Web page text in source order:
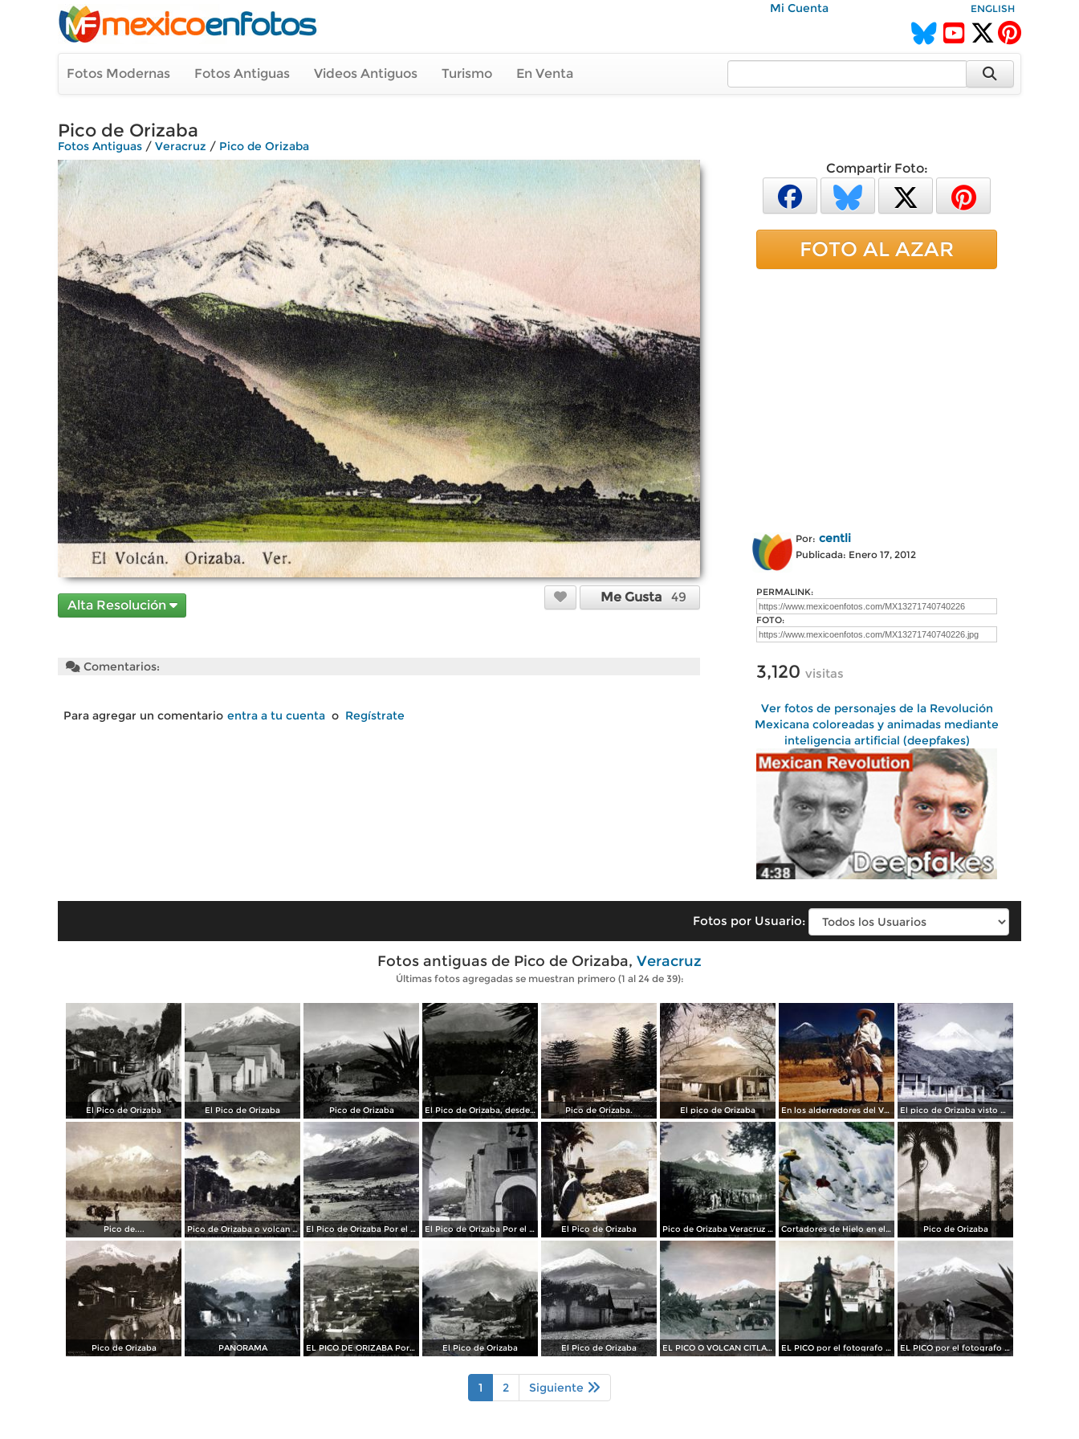
Mi Cuenta ENGLISH
Fotos Modernas Fotos Antiguas Videos Antiguos Turismo En Venta
Pico de Orizaba
Fotos Antiguas / Veracruz / Pico de Orizaba
Alta Resolución
Me Gusta 49
Comentarios:
Para agregar un comentario entra a tu cuenta o Regístrate
Compartir Foto:
FOTO AL AZAR
Por: centli
Publicada: Enero 17, 2012
PERMALINK:
FOTO:
3,120 visitas
Ver fotos de personajes de la Revolución
Mexicana coloreadas y animadas mediante
inteligencia artificial (deepfakes)
Fotos por Usuario:
Fotos antiguas de Pico de Orizaba, Veracruz
Últimas fotos agregadas se muestran primero (1 al 24 de 39):
El Pico de Orizaba El Pico de Orizaba Pico de Orizaba El Pico de Orizaba, desde Coscomatepec Pico de Orizaba. El pico de Orizaba En los alderredores del Volcan Citlaltepetl o Pico de Orizaba Veracruz . El pico de Orizaba visto desde Santa Ana( Circulada el 3 de Agosto de 1952 )..
Pico de.... Pico de Orizaba o volcan CITLALTEPETL ( 26 de Marzo de 1907 ) El Pico de Orizaba Por el fotografo Hugo Brehme. El Pico de Orizaba Por el fotografo Hugo Brehme. El Pico de Orizaba Pico de Orizaba Veracruz Mexico Cortadores de Hielo en el Pico de Orizaba (Volcan Citlaltepetl) Veracruz Pico de Orizaba
Pico de Orizaba PANORAMA EL PICO DE ORIZABA Por el fotografo Hugo Brehme El Pico de Orizaba El Pico de Orizaba EL PICO O VOLCAN CITLALTEPETL Por el fotografo HUGO BREHME EL PICO por el fotografo HUGO BREHME EL PICO por el fotografo HUGO BREHME
1 2 Siguiente